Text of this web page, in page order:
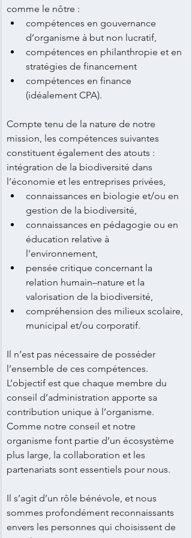
comme le nôtre :
compétences en gouvernance
d’organisme à but non lucratif,
compétences en philanthropie et en
stratégies de financement
compétences en finance
(idéalement CPA).
Compte tenu de la nature de notre
mission, les compétences suivantes
constituent également des atouts :
intégration de la biodiversité dans
l’économie et les entreprises privées,
connaissances en biologie et/ou en
gestion de la biodiversité,
connaissances en pédagogie ou en
éducation relative à
l’environnement,
pensée critique concernant la
relation humain–nature et la
valorisation de la biodiversité,
compréhension des milieux scolaire,
municipal et/ou corporatif.
Il n’est pas nécessaire de posséder
l’ensemble de ces compétences.
L’objectif est que chaque membre du
conseil d’administration apporte sa
contribution unique à l’organisme.
Comme notre conseil et notre
organisme font partie d’un écosystème
plus large, la collaboration et les
partenariats sont essentiels pour nous.
Il s’agit d’un rôle bénévole, et nous
sommes profondément reconnaissants
envers les personnes qui choisissent de